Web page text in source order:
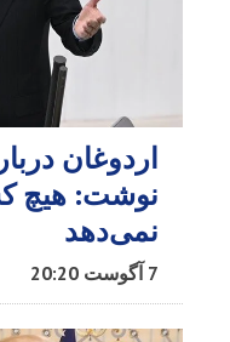
اردوغان
نوشت: هیچ
نمی‌دهد
7 آگوست 20:20